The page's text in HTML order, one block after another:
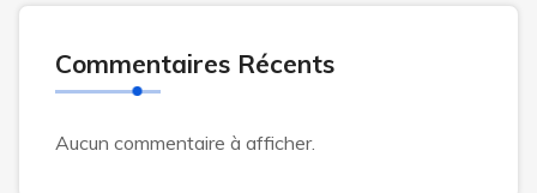
Commentaires Récents
Aucun commentaire à afficher.